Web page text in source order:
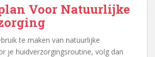
Voor Natuurlijke
te maken van natuurlijke
je huidverzorgingsroutine, volg dan